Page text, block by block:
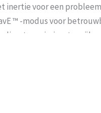
inertie voor een
™ -modus voor
emissies, terwijl